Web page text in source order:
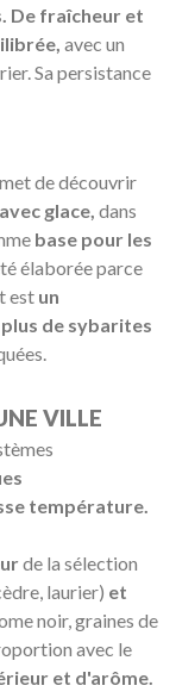
De fraîcheur et
avec un
Sa persistance
de découvrir
glace, dans
base pour les
élaborée parce
est un
de sybarites
VILLE
température.
de la sélection
laurier) et
noir, graines de
avec le
et d'arôme.